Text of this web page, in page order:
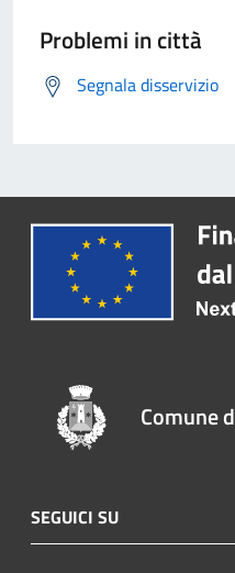
Problemi in città
Segnala disservizio
Comune
SEGUICI SU